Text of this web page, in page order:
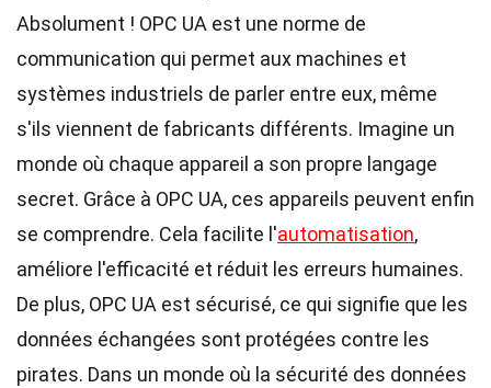
Absolument ! OPC UA est une norme de
communication qui permet aux machines et
systèmes industriels de parler entre eux, même
s'ils viennent de fabricants différents. Imagine un
monde où chaque appareil a son propre langage
secret. Grâce à OPC UA, ces appareils peuvent enfin
se comprendre. Cela facilite l'automatisation,
améliore l'efficacité et réduit les erreurs humaines.
De plus, OPC UA est sécurisé, ce qui signifie que les
données échangées sont protégées contre les
pirates. Dans un monde où la sécurité des données